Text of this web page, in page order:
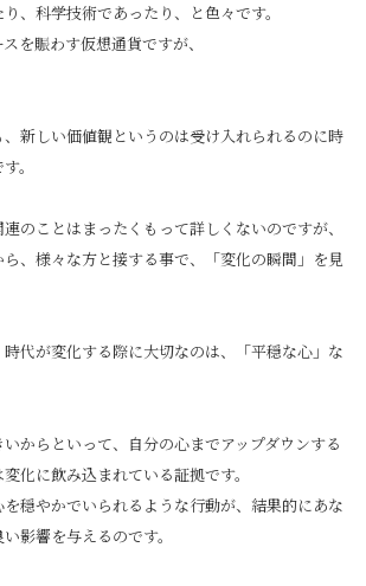
、科学技術であったり、と色々です。
を賑わす仮想通貨ですが、
新しい価値観というのは受け入れられるのに時
。
のことはまったくもって詳しくないのですが、
、様々な方と接する事で、「変化の瞬間」を見
代が変化する際に大切なのは、「平穏な心」な
からといって、自分の心までアップダウンする
化に飲み込まれている証拠です。
穏やかでいられるような行動が、結果的にあな
影響を与えるのです。